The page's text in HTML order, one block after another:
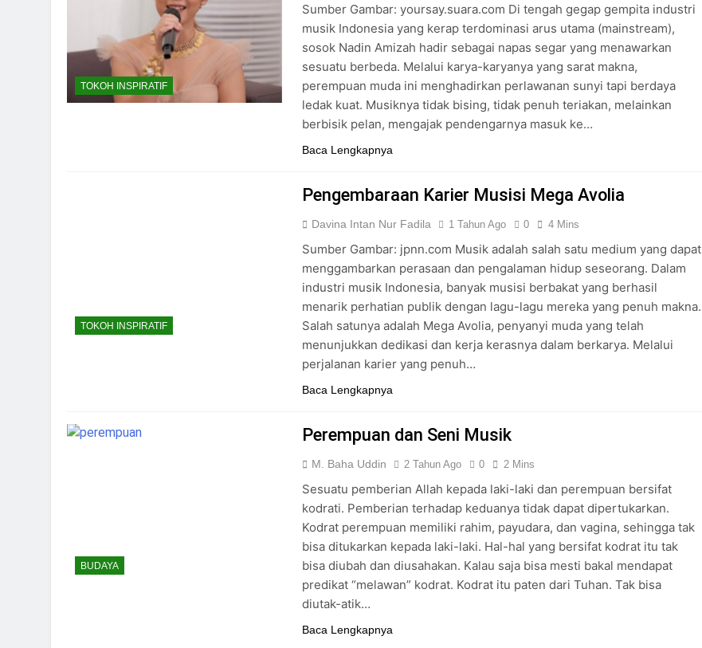
TOKOH INSPIRATIF
Sumber Gambar: yoursay.suara.com Di tengah gegap gempita industri
musik Indonesia yang kerap terdominasi arus utama (mainstream),
sosok Nadin Amizah hadir sebagai napas segar yang menawarkan
sesuatu berbeda. Melalui karya-karyanya yang sarat makna,
perempuan muda ini menghadirkan perlawanan sunyi tapi berdaya
ledak kuat. Musiknya tidak bising, tidak penuh teriakan, melainkan
berbisik pelan, mengajak pendengarnya masuk ke…
Baca Lengkapnya
TOKOH INSPIRATIF
Pengembaraan Karier Musisi Mega Avolia
Davina Intan Nur Fadila 1 Tahun Ago 0 4 Mins
Sumber Gambar: jpnn.com Musik adalah salah satu medium yang dapat
menggambarkan perasaan dan pengalaman hidup seseorang. Dalam
industri musik Indonesia, banyak musisi berbakat yang berhasil
menarik perhatian publik dengan lagu-lagu mereka yang penuh makna.
Salah satunya adalah Mega Avolia, penyanyi muda yang telah
menunjukkan dedikasi dan kerja kerasnya dalam berkarya. Melalui
perjalanan karier yang penuh…
Baca Lengkapnya
BUDAYA
Perempuan dan Seni Musik
M. Baha Uddin 2 Tahun Ago 0 2 Mins
Sesuatu pemberian Allah kepada laki-laki dan perempuan bersifat
kodrati. Pemberian terhadap keduanya tidak dapat dipertukarkan.
Kodrat perempuan memiliki rahim, payudara, dan vagina, sehingga tak
bisa ditukarkan kepada laki-laki. Hal-hal yang bersifat kodrat itu tak
bisa diubah dan diusahakan. Kalau saja bisa mesti bakal mendapat
predikat “melawan” kodrat. Kodrat itu paten dari Tuhan. Tak bisa
diutak-atik…
Baca Lengkapnya